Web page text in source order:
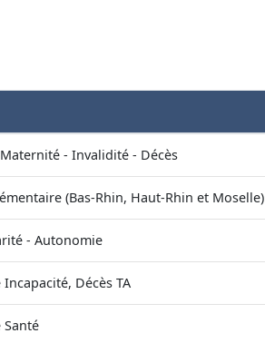
- Invalidité - Décès
(Bas-Rhin, Haut-Rhin et Moselle)
- Autonomie
Décès TA